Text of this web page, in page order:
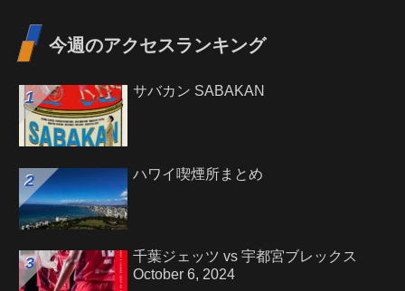
今週のアクセスランキング
サバカン SABAKAN
ハワイ喫煙所まとめ
千葉ジェッツ vs 宇都宮ブレックス
October 6, 2024